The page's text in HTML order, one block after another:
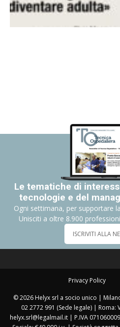
Le tematiche di
tecnologie e del
Ogni settimana, per supportare
Unisciti a oltre 8.900
ISCRIVITI ALLA
Privacy Policy
© 2026 Helyx srl a socio unico |
02 2772 991 (Sede legale) | Roma:
helyx.srl@legalmail.it | P.IVA